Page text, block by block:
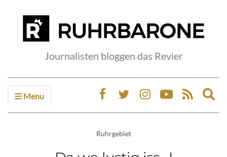
Journalisten bloggen das Revier
Menu
Ruhrgebiet